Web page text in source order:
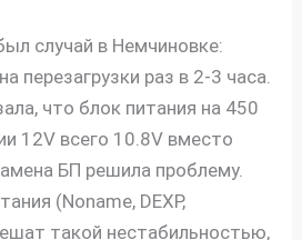
случай в Немчиновке:
перезагрузки раз в 2-3 часа.
что блок питания на 450
12V всего 10.8V вместо
БП решила проблему.
(Noname, DEXP,
такой нестабильностью,